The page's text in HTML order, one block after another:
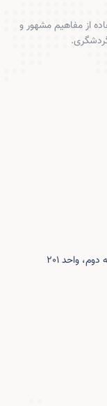
از مفاهیم مشهور و
واحد 201